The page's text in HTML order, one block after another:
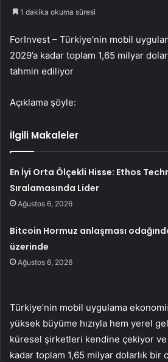
1 dakika okuma süresi
ForInvest – Türkiye’nin mobil
2029’a kadar toplam 1,65 milyar
tahmin ediliyor
Açıklama şöyle:
İlgili Makaleler
En İyi Orta Ölçekli Hisse: Ethos
Sıralamasında Lider
Ağustos 6, 2026
Bitcoin Hormuz anlaşması
üzerinde
Ağustos 6, 2026
Türkiye’nin mobil uygulama
yüksek büyüme hızıyla hem yerel
küresel şirketleri kendine çekiyor ve
kadar toplam 1,65 milyar dolarlık bir